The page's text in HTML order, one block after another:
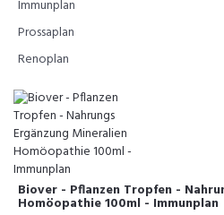
Immunplan
Prossaplan
Renoplan
Biover - Pflanzen Tropfen -
Homöopathie 100ml - Immunplan